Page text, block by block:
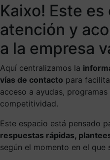
Kaixo! Este
atención y
a la empresa
Aquí centralizamos la
vías de contacto para
acceso a ayudas,
competitividad.
Este espacio está pensado
respuestas rápidas,
según el momento en el que